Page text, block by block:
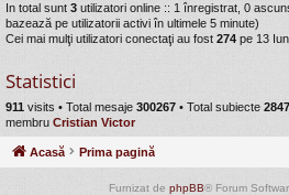
In total sunt 3 utilizatori online :: 1 înregistrat, 0
bazează pe utilizatorii activi în ultimele 5 minute)
Cei mai mulţi utilizatori conectaţi au fost 274 pe 13
Statistici
911 visits • Total mesaje 300267 • Total subiecte 2847
membru Cristian Victor
Acasă Prima pagină
Furnizat de phpBB® Forum